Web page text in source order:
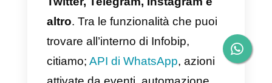
da imparare e per questo motivo
processo di on-boarding risulta
lento e noioso.